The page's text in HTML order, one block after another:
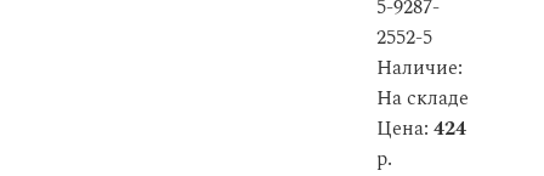
5-9287-
2552-5
Наличие:
На складе
Цена: 424
р.